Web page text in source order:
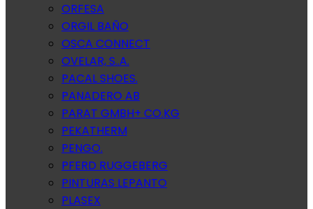
ORFESA
ORGIL BAÑO
OSCA CONNECT
OVELAR, S..A.
PACAL SHOES.
PANADERO AB
PARAT GMBH+ CO.KG
PEKATHERM
PENGO.
PFERD RUGGEBERG
PINTURAS LEPANTO
PLASEX